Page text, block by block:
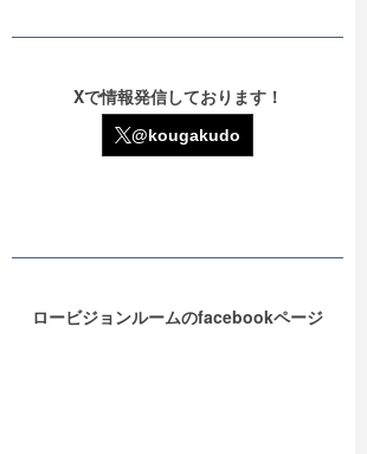
Xで情報発信しております！
@kougakudo
ロービジョンルームのfacebookページ